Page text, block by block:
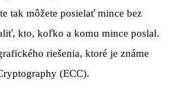
tak môžete posielať mince bez
kto, koľko a komu mince poslal.
riešenia, ktoré je známe
(ECC).